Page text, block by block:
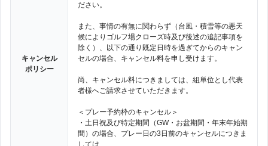
キャンセル
ポリシー
ださい。
また、事情の有無に関わらず（台風・積雪等の悪天
候によりゴルフ場クローズ時及び後述の追記事項を
除く）、以下の通り既定日時を過ぎてからのキャン
セルの場合、キャンセル料を申し受けます。
尚、キャンセル料につきましては、組単位とし代表
者様へご請求させていただきます。
＜プレー予約枠のキャンセル＞
・土日祝及び特定期間（GW・お盆期間・年末年始期
間）の場合、プレー日の3日前のキャンセルにつきま
しては、